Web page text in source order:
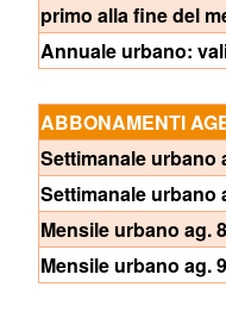
primo alla fine del
Annuale urbano:
ABBONAMENTI
Settimanale urbano
Settimanale urbano
Mensile urbano ag.
Mensile urbano ag.